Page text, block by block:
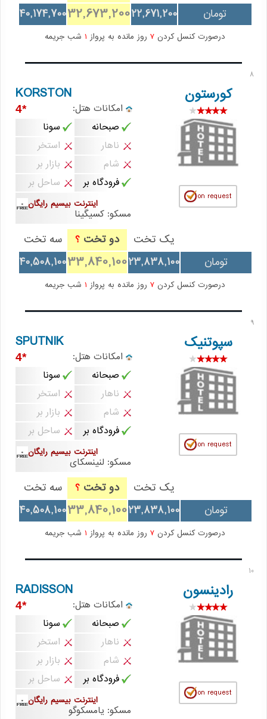
تومان
22,671,200
32,673,200
40,174,700
درصورت کنسل کردن 7 روز مانده به پرواز شب جریمه
8
کورستون KORSTON
امکانات هتل: *4
صبحانه
سونا
ناهار
استخر
شام
بازار بر
فرودگاه بر
ساحل بر
اینترنت بیسیم رایگان
مسکو: کسیگینا
یک تخت دو تخت ؟
سه تخت
تومان
23,838,100
33,840,100
40,508,100
درصورت کنسل کردن 7 روز مانده به پرواز شب جریمه
9
سپوتنیک SPUTNIK
امکانات هتل: *4
صبحانه
سونا
ناهار
استخر
شام
بازار بر
فرودگاه بر
ساحل بر
اینترنت بیسیم رایگان
مسکو: لنینسکای
یک تخت دو تخت ؟
سه تخت
تومان
23,838,100
33,840,100
40,508,100
درصورت کنسل کردن 7 روز مانده به پرواز شب جریمه
10
رادینسون RADISSON
امکانات هتل: *4
صبحانه
سونا
ناهار
استخر
شام
بازار بر
فرودگاه بر
ساحل بر
اینترنت بیسیم رایگان
مسکو: یامسکوگو